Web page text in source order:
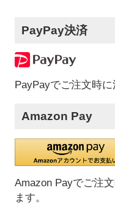
PayPay決済
PayPayでご注文時に
Amazon Pay
Amazon Payでご注
ます。